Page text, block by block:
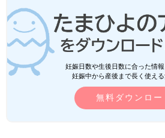
頭が大きく、顔に特徴があります。合併
弯（背骨の曲がり）、心臓合併症など
す。
ソトス症候群の検査は、染色体の特定
異常があるかということでわかります
後にソトス症候群と診断されました。
出てくるだろうと説明をされました。
わからないとのことでした。
妊娠日数や生後日数に合った情
妊娠中から産後まで長く使え
無料ダウンロー